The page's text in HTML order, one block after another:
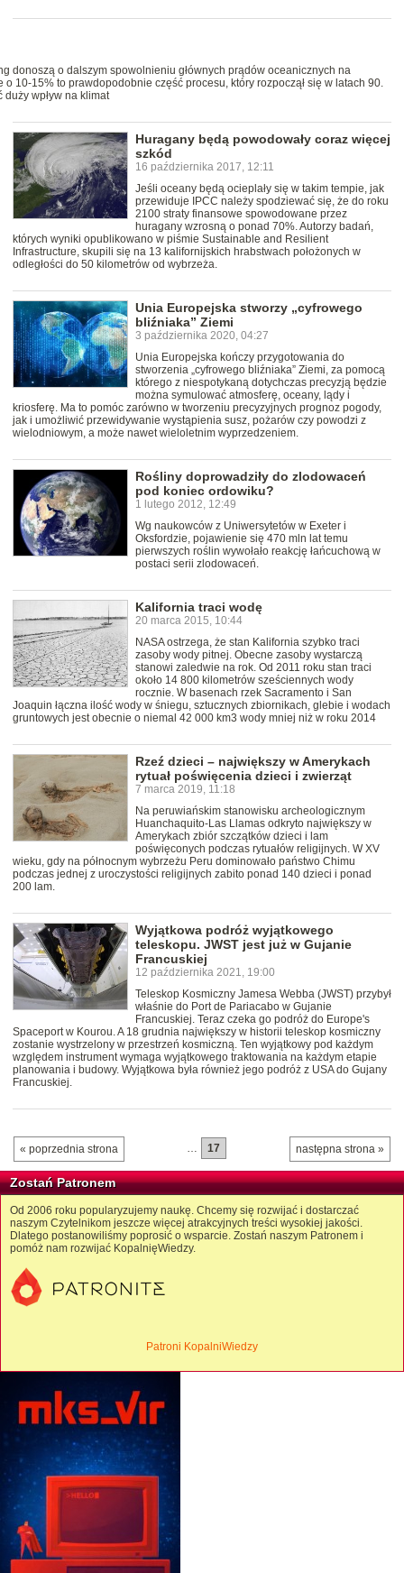
donoszą o dalszym spowolnieniu głównych prądów oceanicznych na
10-15% to prawdopodobnie część procesu, który rozpoczął się w latach 90.
wpływ na klimat
Huragany będą powodowały coraz więcej
szkód
16 października 2017, 12:11
Jeśli oceany będą ocieplały się w takim tempie, jak
przewiduje IPCC należy spodziewać się, że do roku
2100 straty finansowe spowodowane przez
huragany wzrosną o ponad 70%. Autorzy badań,
których wyniki opublikowano w piśmie Sustainable and Resilient
Infrastructure, skupili się na 13 kalifornijskich hrabstwach położonych w
odległości do 50 kilometrów od wybrzeża.
Unia Europejska stworzy „cyfrowego
bliźniaka” Ziemi
3 października 2020, 04:27
Unia Europejska kończy przygotowania do
stworzenia „cyfrowego bliźniaka” Ziemi, za pomocą
którego z niespotykaną dotychczas precyzją będzie
można symulować atmosferę, oceany, lądy i
kriosferę. Ma to pomóc zarówno w tworzeniu precyzyjnych prognoz pogody,
jak i umożliwić przewidywanie wystąpienia susz, pożarów czy powodzi z
wielodniowym, a może nawet wieloletnim wyprzedzeniem.
Rośliny doprowadziły do zlodowaceń
pod koniec ordowiku?
1 lutego 2012, 12:49
Wg naukowców z Uniwersytetów w Exeter i
Oksfordzie, pojawienie się 470 mln lat temu
pierwszych roślin wywołało reakcję łańcuchową w
postaci serii zlodowaceń.
Kalifornia traci wodę
20 marca 2015, 10:44
NASA ostrzega, że stan Kalifornia szybko traci
zasoby wody pitnej. Obecne zasoby wystarczą
stanowi zaledwie na rok. Od 2011 roku stan traci
około 14 800 kilometrów sześciennych wody
rocznie. W basenach rzek Sacramento i San
Joaquin łączna ilość wody w śniegu, sztucznych zbiornikach, glebie i wodach
gruntowych jest obecnie o niemal 42 000 km3 wody mniej niż w roku 2014
Rzeź dzieci – największy w Amerykach
rytuał poświęcenia dzieci i zwierząt
7 marca 2019, 11:18
Na peruwiańskim stanowisku archeologicznym
Huanchaquito-Las Llamas odkryto największy w
Amerykach zbiór szczątków dzieci i lam
poświęconych podczas rytuałów religijnych. W XV
wieku, gdy na północnym wybrzeżu Peru dominowało państwo Chimu
podczas jednej z uroczystości religijnych zabito ponad 140 dzieci i ponad
200 lam.
Wyjątkowa podróż wyjątkowego
teleskopu. JWST jest już w Gujanie
Francuskiej
12 października 2021, 19:00
Teleskop Kosmiczny Jamesa Webba (JWST) przybył
właśnie do Port de Pariacabo w Gujanie
Francuskiej. Teraz czeka go podróż do Europe's
Spaceport w Kourou. A 18 grudnia największy w historii teleskop kosmiczny
zostanie wystrzelony w przestrzeń kosmiczną. Ten wyjątkowy pod każdym
względem instrument wymaga wyjątkowego traktowania na każdym etapie
planowania i budowy. Wyjątkowa była również jego podróż z USA do Gujany
Francuskiej.
« poprzednia strona następna strona »
… 17
Zostań Patronem
Od 2006 roku popularyzujemy naukę. Chcemy się rozwijać i dostarczać
naszym Czytelnikom jeszcze więcej atrakcyjnych treści wysokiej jakości.
Dlatego postanowiliśmy poprosić o wsparcie. Zostań naszym Patronem i
pomóż nam rozwijać KopalnięWiedzy.
Patroni KopalniWiedzy